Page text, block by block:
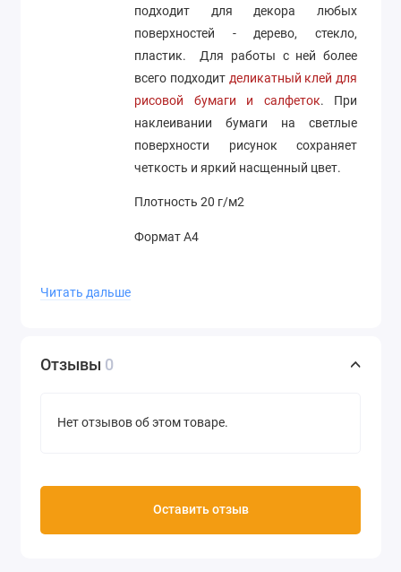
подходит для декора любых
поверхностей - дерево, стекло,
пластик. Для работы с ней более
всего подходит деликатный клей для
рисовой бумаги и салфеток. При
наклеивании бумаги на светлые
поверхности рисунок сохраняет
четкость и яркий насщенный цвет.
Плотность 20 г/м2
Формат А4
Читать дальше
Отзывы 0
Нет отзывов об этом товаре.
Оставить отзыв